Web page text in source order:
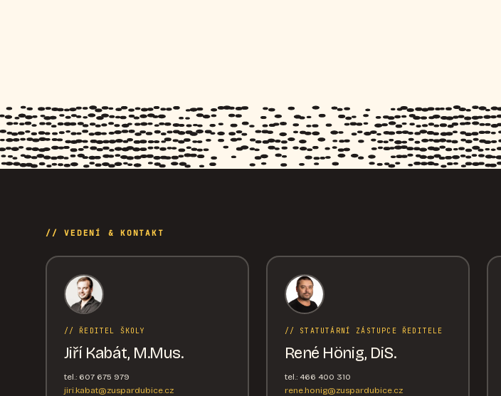
// VEDENÍ & KONTAKT
// ŘEDITEL ŠKOLY
Jiří Kabát, M.Mus.
tel.: 607 675 979
jiri.kabat@zuspardubice.cz
// STATUTÁRNÍ ZÁSTUPCE ŘEDITELE
René Hönig, DiS.
tel.: 466 400 310
rene.honig@zuspardubice.cz